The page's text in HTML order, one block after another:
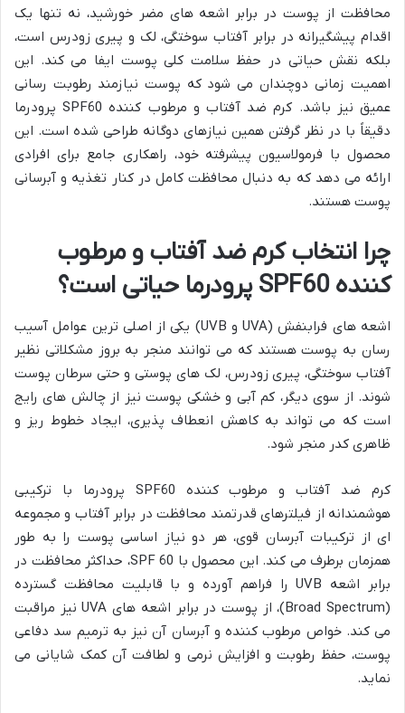
محافظت از پوست در برابر اشعه های مضر خورشید، نه تنها یک
اقدام پیشگیرانه در برابر آفتاب سوختگی، لک و پیری زودرس است،
بلکه نقش حیاتی در حفظ سلامت کلی پوست ایفا می کند. این
اهمیت زمانی دوچندان می شود که پوست نیازمند رطوبت رسانی
عمیق نیز باشد. کرم ضد آفتاب و مرطوب کننده SPF60 پرودرما
دقیقاً با در نظر گرفتن همین نیازهای دوگانه طراحی شده است. این
محصول با فرمولاسیون پیشرفته خود، راهکاری جامع برای افرادی
ارائه می دهد که به دنبال محافظت کامل در کنار تغذیه و آبرسانی
پوست هستند.
چرا انتخاب کرم ضد آفتاب و مرطوب
کننده SPF60 پرودرما حیاتی است؟
اشعه های فرابنفش (UVA و UVB) یکی از اصلی ترین عوامل آسیب
رسان به پوست هستند که می توانند منجر به بروز مشکلاتی نظیر
آفتاب سوختگی، پیری زودرس، لک های پوستی و حتی سرطان پوست
شوند. از سوی دیگر، کم آبی و خشکی پوست نیز از چالش های رایج
است که می تواند به کاهش انعطاف پذیری، ایجاد خطوط ریز و
ظاهری کدر منجر شود.
کرم ضد آفتاب و مرطوب کننده SPF60 پرودرما با ترکیبی
هوشمندانه از فیلترهای قدرتمند محافظت در برابر آفتاب و مجموعه
ای از ترکیبات آبرسان قوی، هر دو نیاز اساسی پوست را به طور
همزمان برطرف می کند. این محصول با SPF 60، حداکثر محافظت در
برابر اشعه UVB را فراهم آورده و با قابلیت محافظت گسترده
(Broad Spectrum)، از پوست در برابر اشعه های UVA نیز مراقبت
می کند. خواص مرطوب کننده و آبرسان آن نیز به ترمیم سد دفاعی
پوست، حفظ رطوبت و افزایش نرمی و لطافت آن کمک شایانی می
نماید.